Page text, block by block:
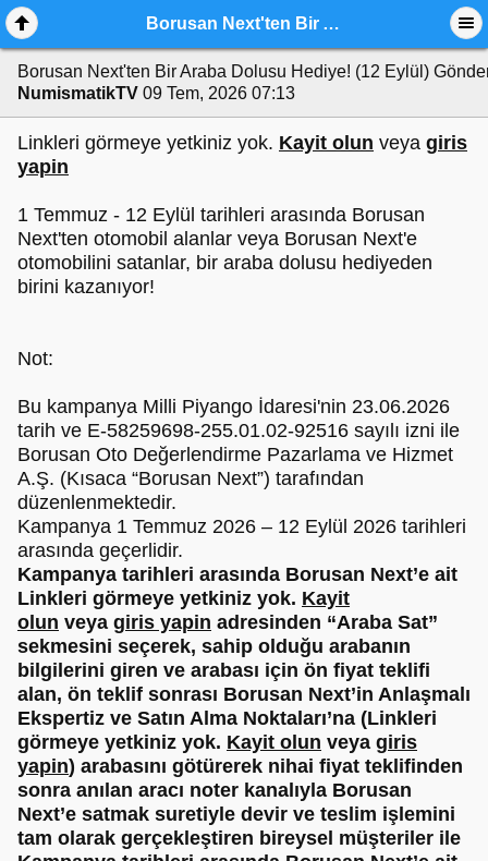
Borusan Next'ten Bir Araba Dolusu Hediye! (12 Eylül)
Borusan Next'ten Bir Araba Dolusu Hediye! (12 Eylül)
NumismatikTV 09 Tem, 2026 07:13
Linkleri görmeye yetkiniz yok. Kayit olun veya giris
yapin
1 Temmuz - 12 Eylül tarihleri arasında Borusan
Next'ten otomobil alanlar veya Borusan Next'e
otomobilini satanlar, bir araba dolusu hediyeden
birini kazanıyor!
Not:
Bu kampanya Milli Piyango İdaresi'nin 23.06.2026
tarih ve E-58259698-255.01.02-92516 sayılı izni ile
Borusan Oto Değerlendirme Pazarlama ve Hizmet
A.Ş. (Kısaca “Borusan Next”) tarafından
düzenlenmektedir.
Kampanya 1 Temmuz 2026 – 12 Eylül 2026 tarihleri
arasında geçerlidir.
Kampanya tarihleri arasında Borusan Next’e ait
Linkleri görmeye yetkiniz yok. Kayit
olun veya giris yapin adresinden “Araba Sat”
sekmesini seçerek, sahip olduğu arabanın
bilgilerini giren ve arabası için ön fiyat teklifi
alan, ön teklif sonrası Borusan Next’in Anlaşmalı
Ekspertiz ve Satın Alma Noktaları’na (Linkleri
görmeye yetkiniz yok. Kayit olun veya giris
yapin) arabasını götürerek nihai fiyat teklifinden
sonra anılan aracı noter kanalıyla Borusan
Next’e satmak suretiyle devir ve teslim işlemini
tam olarak gerçekleştiren bireysel müşteriler ile